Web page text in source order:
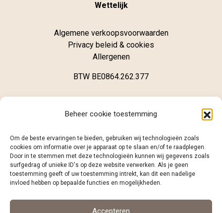
Beheer cookie toestemming
Om de beste ervaringen te bieden, gebruiken wij technologieën zoals
cookies om informatie over je apparaat op te slaan en/of te raadplegen.
Door in te stemmen met deze technologieën kunnen wij gegevens zoals
surfgedrag of unieke ID's op deze website verwerken. Als je geen
toestemming geeft of uw toestemming intrekt, kan dit een nadelige
invloed hebben op bepaalde functies en mogelijkheden.
Accepteren
Wettelijk
Algemene verkoopsvoorwaarden
Privacy beleid & cookies
Allergenen
BTW BE0864.262.377
B-8020 Oostkamp
+32 (0)468 12 98 86
info@caramelo.be
Volg ons